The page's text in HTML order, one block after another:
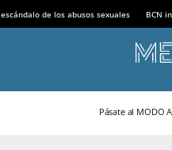
de los abusos sexuales BCN
Pásate al MODO